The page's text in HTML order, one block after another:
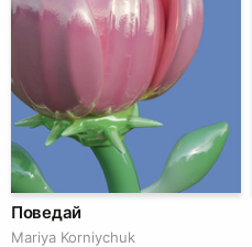
Поведай
Mariya Korniychuk